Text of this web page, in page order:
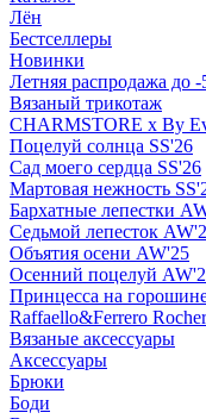
Лён
Бестселлеры
Новинки
Летняя распродажа до -
Вязаный трикотаж
CHARMSTORE х By
Поцелуй солнца SS'26
Сад моего сердца SS'26
Мартовая нежность
Бархатные лепестки
Седьмой лепесток
Объятия осени AW'25
Осенний поцелуй
Принцесса на
Raffaello&Ferrero
Вязаные аксессуары
Аксессуары
Брюки
Боди